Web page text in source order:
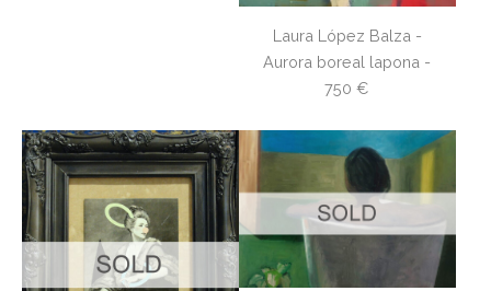
Laura López Balza -
Aurora boreal lapona -
750 €